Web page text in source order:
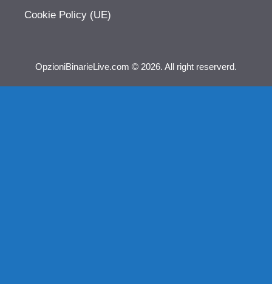
Cookie Policy (UE)
OpzioniBinarieLive.com © 2026. All right reserverd.